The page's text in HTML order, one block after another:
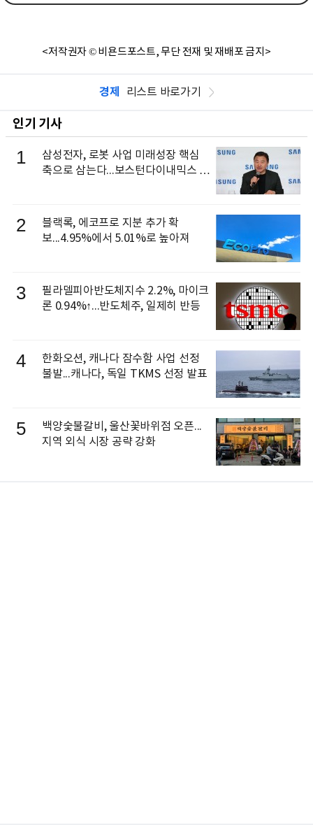
<저작권자 © 비욘드포스트, 무단 전재 및 재배포 금지>
경제 리스트 바로가기
인기 기사
1
삼성전자, 로봇 사업 미래성장 핵심
축으로 삼는다...보스턴다이내믹스 출
2
블랙록, 에코프로 지분 추가 확
보...4.95%에서 5.01%로 높아져
3
필라델피아반도체지수 2.2%, 마이크
론 0.94%↑...반도체주, 일제히 반등
4
한화오션, 캐나다 잠수함 사업 선정
불발...캐나다, 독일 TKMS 선정 발표
5
백양숯불갈비, 울산꽃바위점 오픈...
지역 외식 시장 공략 강화